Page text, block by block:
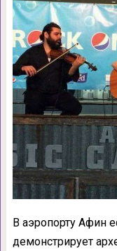
В аэропорту Афин
демонстрирует